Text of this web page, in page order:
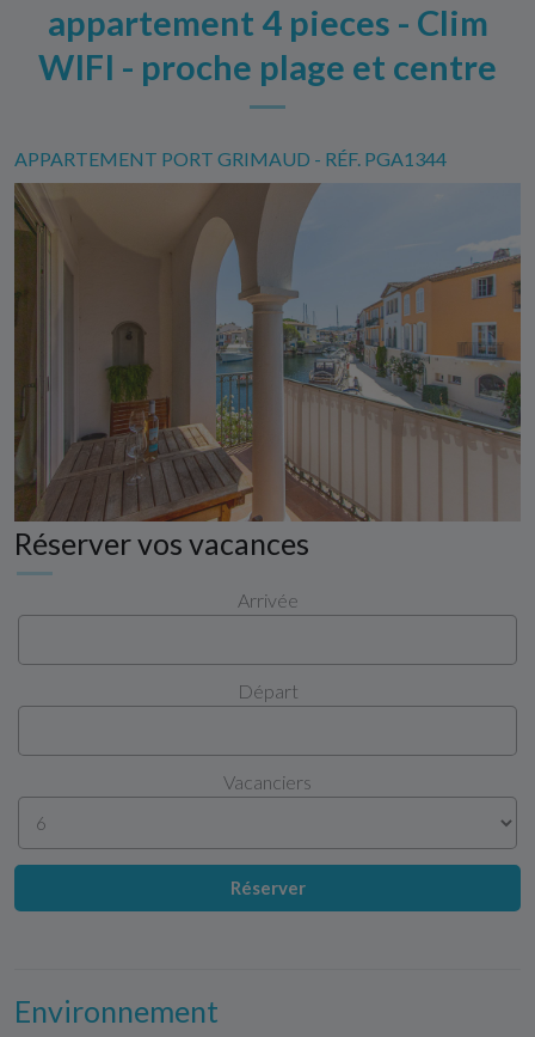
appartement 4 pieces - Clim
WIFI - proche plage et centre
APPARTEMENT PORT GRIMAUD - RÉF. PGA1344
Réserver vos vacances
Arrivée
Départ
Vacanciers
Réserver
Environnement